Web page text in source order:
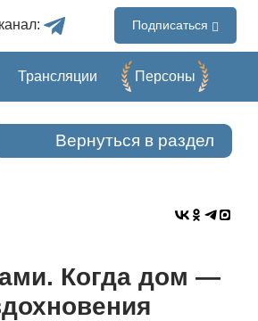
Подписаться
Трансляции Перcоны
Вернуться в раздел
Когда дом —